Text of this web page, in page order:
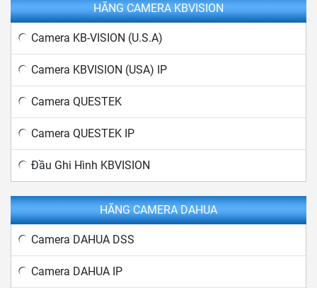
HÃNG CAMERA KBVISION
Camera KB-VISION (U.S.A)
Camera KBVISION (USA) IP
Camera QUESTEK
Camera QUESTEK IP
Đầu Ghi Hình KBVISION
HÃNG CAMERA DAHUA
Camera DAHUA DSS
Camera DAHUA IP